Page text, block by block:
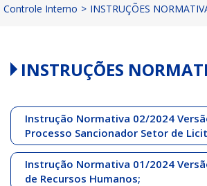
Controle Interno > INSTRUÇÕES
INSTRUÇÕES
Instrução Normativa 02/2024
Processo Sancionador Setor de
Instrução Normativa 01/2024
de Recursos Humanos;